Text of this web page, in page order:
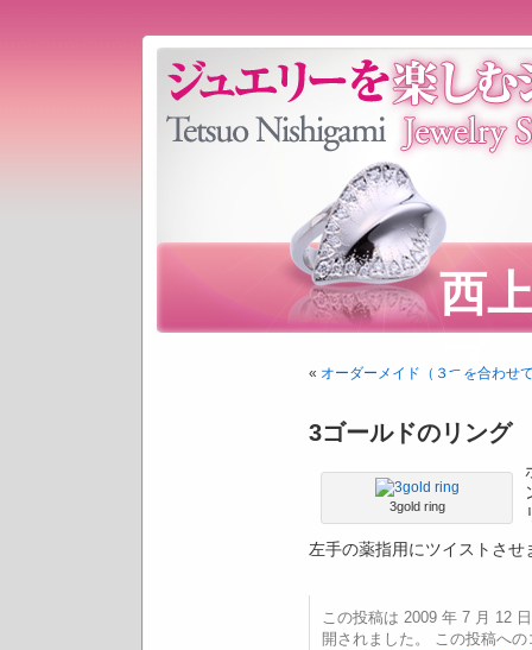
西
プ
« オーダーメイド（３つを合わせ
3ゴールドのリング
3gold ring
左手の薬指用にツイストさ
この投稿は 2009 年 7 月 12
開されました。 この投稿へ